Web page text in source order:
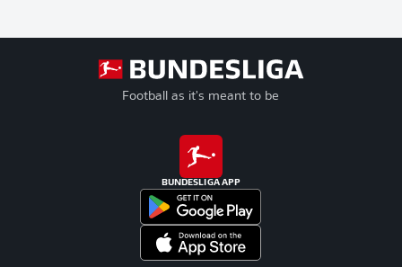
Football as it's meant to be
BUNDESLIGA APP